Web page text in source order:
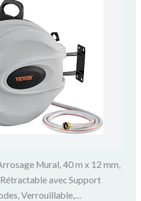
Mural, 40 m x 12 mm,
avec Support
Verrouillable,